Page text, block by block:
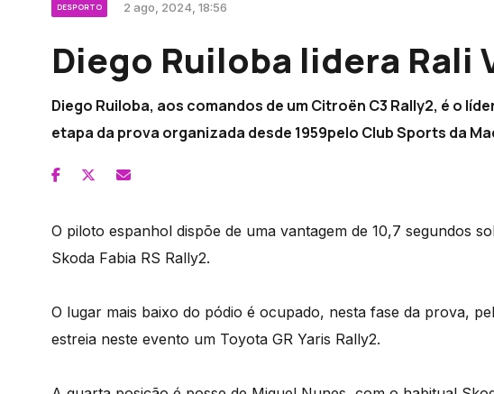
DESPORTO 2 ago, 2024, 18:56
Diego Ruiloba lidera Rali
Diego Ruiloba, aos comandos de um Citroën C3 Rally2, é o
etapa da prova organizada desde 1959pelo Club Sports da
O piloto espanhol dispõe de uma vantagem de 10,7 segundos
Skoda Fabia RS Rally2.
O lugar mais baixo do pódio é ocupado, nesta fase da prova,
estreia neste evento um Toyota GR Yaris Rally2.